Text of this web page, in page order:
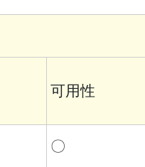
可用性
〇